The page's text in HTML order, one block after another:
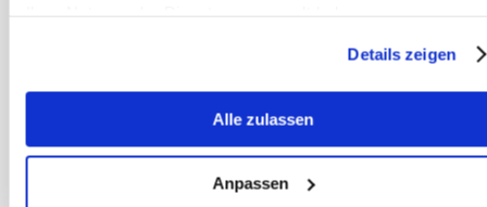
Details zeigen
Alle zulassen
Anpassen
binnenkrijgt, is dat 2 g suiker. Ter
vergelijking: een suikerklontje bevat